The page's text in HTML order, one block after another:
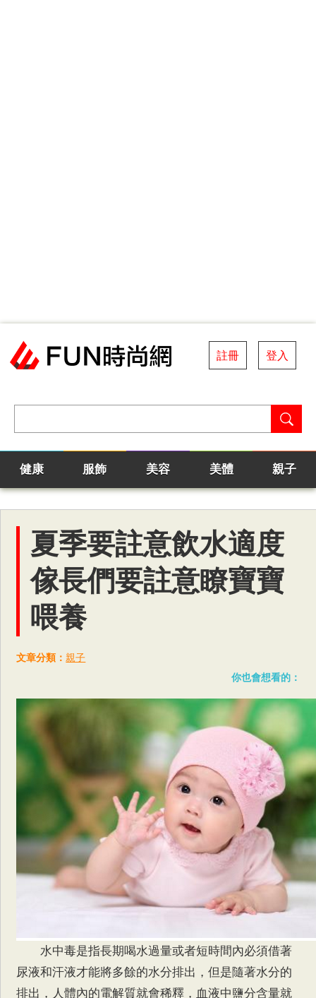
註冊 登入
健康 服飾 美容 美體 親子
夏季要註意飲水適度
傢長們要註意瞭寶寶
喂養
文章分類：親子
你也會想看的：
水中毒是指長期喝水過量或者短時間內必須借著
尿液和汗液才能將多餘的水分排出，但是隨著水分的
排出，人體內的電解質就會稀釋，血液中鹽分含量就